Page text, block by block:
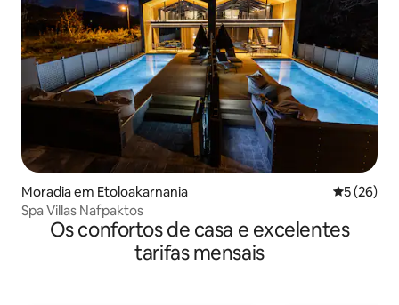
Moradia em Etoloakarnania
5 (26)
Spa Villas Nafpaktos
Os confortos de casa e excelentes
tarifas mensais